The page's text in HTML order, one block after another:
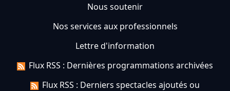
Nous soutenir
Nos services aux professionnels
Lettre d'information
Flux RSS : Dernières programmations archivées
Flux RSS : Derniers spectacles ajoutés ou